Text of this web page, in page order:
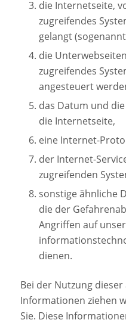
die Internetseite,
zugreifendes
gelangt
die
zugreifendes
angesteuert
das Datum und
die Internetseite,
eine Internet-
der Internet-
zugreifenden
sonstige ähnliche
die der
Angriffen auf
dienen.
Bei der Nutzung
Informationen ziehen
Sie. Diese